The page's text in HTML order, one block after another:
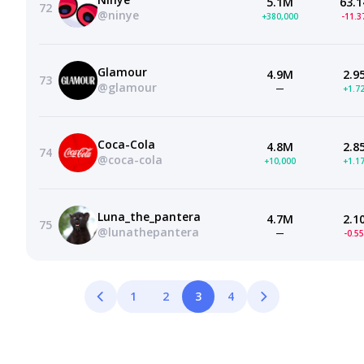
72
@ninye
+380,000 -
73
Glamour
@glamour
4.9M
—
74
Coca-Cola
@coca-cola
4.8M
+10,000
75
Luna_the_pantera
@lunathepantera
4.7M
— -
1 2 3 4